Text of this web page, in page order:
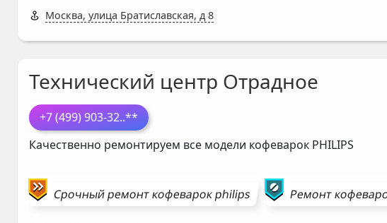
Москва, улица Братиславская, д 8
Технический центр Отрадное
+7 (499) 903-32..**
Качественно ремонтируем все модели кофеварок PHILIPS
Срочный ремонткофеварокphilips Ремонт